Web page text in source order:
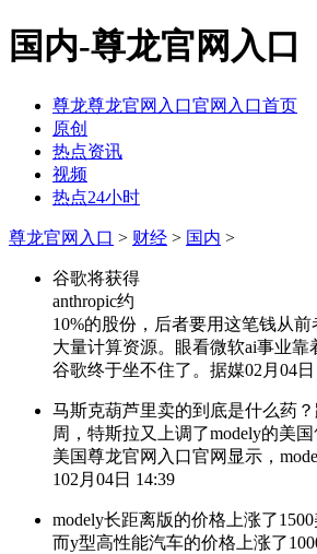
国内-尊龙官网入口
尊龙尊龙官网入口官网入口首页
原创
热点资讯
视频
热点24小时
尊龙官网入口 > 财经 > 国内 >
谷歌将获得
anthropic约
10%的股份，后者要用这笔钱从
大量计算资源。眼看微软ai事业靠
谷歌终于坐不住了。据媒02月04
马斯克葫芦里卖的到底是什么药
周，特斯拉又上调了modely的美
美国尊龙官网入口官网显示，
102月04日 14:39
modely长距离版的价格上涨了1500
而y型高性能汽车的价格上涨了